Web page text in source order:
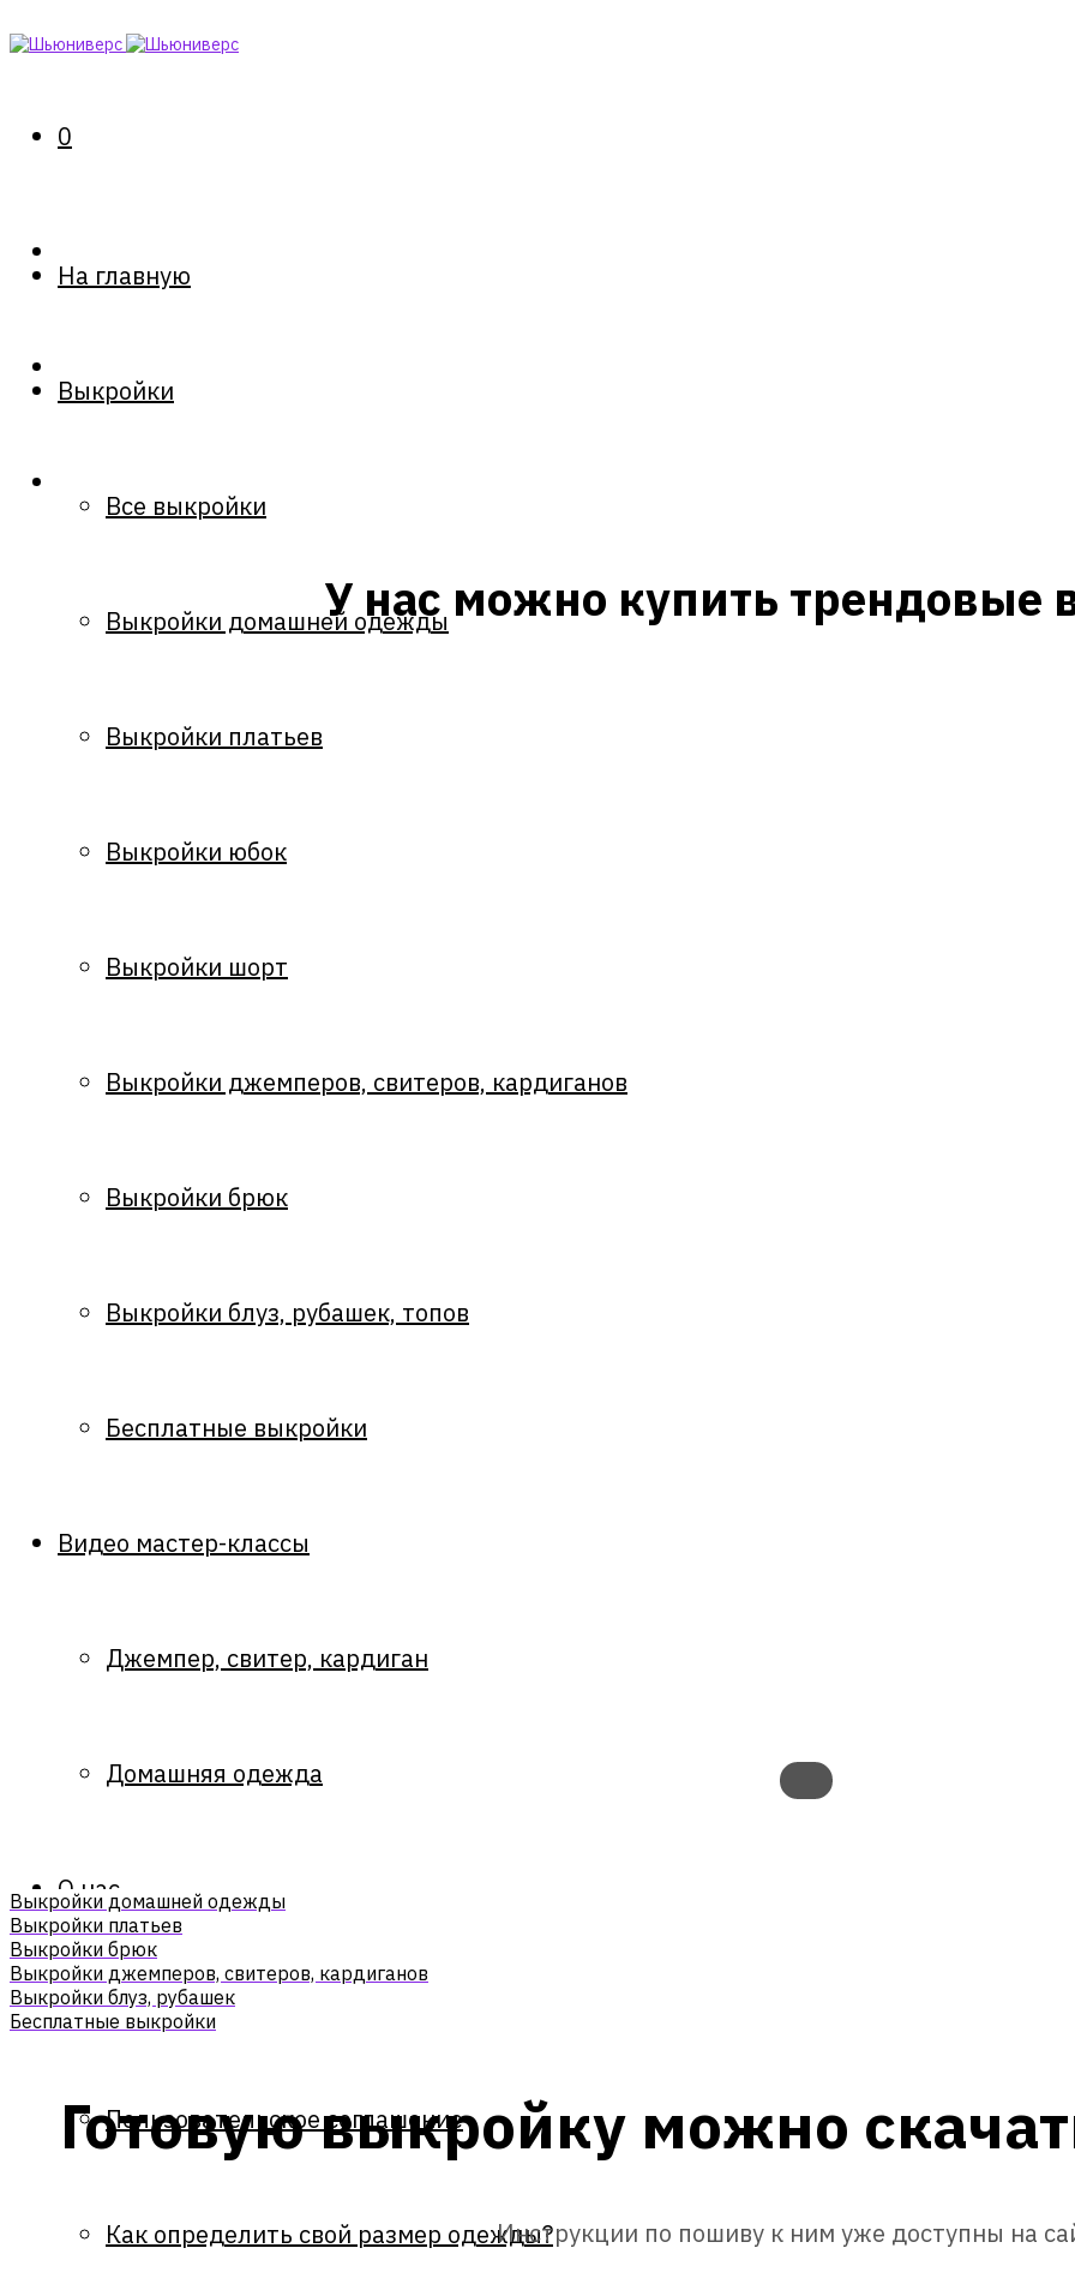
0
На главную
Выкройки
Все выкройки
Выкройки домашней одежды
Выкройки платьев
Выкройки юбок
Выкройки шорт
Выкройки джемперов, свитеров, кардиганов
Выкройки брюк
Выкройки блуз, рубашек, топов
Бесплатные выкройки
Видео мастер-классы
Джемпер, свитер, кардиган
Домашняя одежда
О нас
О нас
Пользовательское соглашение
Как определить свой размер одежды?
У нас можно купить трендовые
Выкройки домашней одежды
Выкройки платьев
Выкройки брюк
Выкройки джемперов, свитеров, кардиганов
Выкройки блуз, рубашек
Бесплатные выкройки
Готовую выкройку можно
Инструкции по пошиву к ним уже доступны на